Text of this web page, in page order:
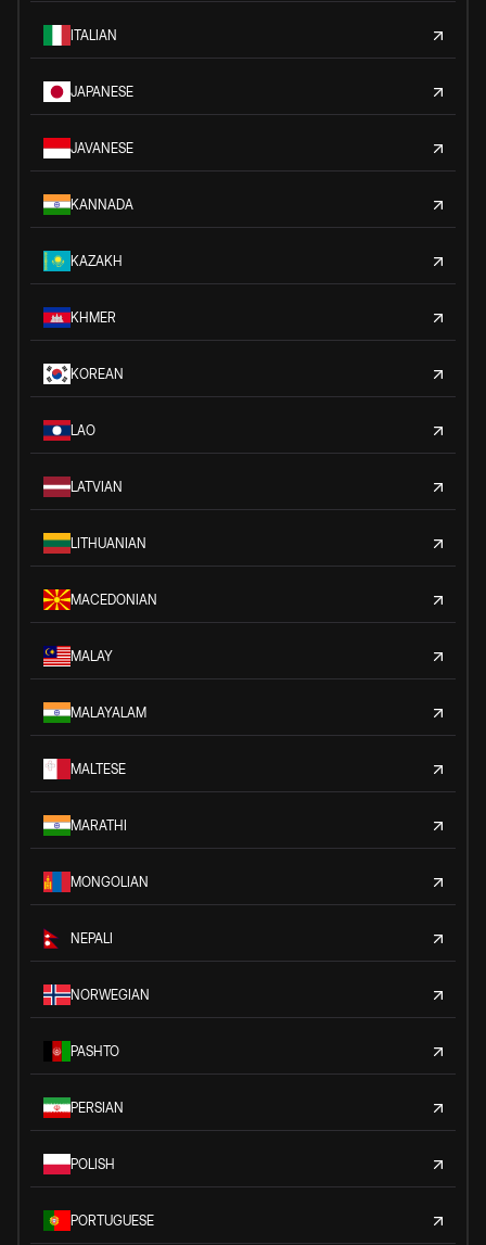
ITALIAN
JAPANESE
JAVANESE
KANNADA
KAZAKH
KHMER
KOREAN
LAO
LATVIAN
LITHUANIAN
MACEDONIAN
MALAY
MALAYALAM
MALTESE
MARATHI
MONGOLIAN
NEPALI
NORWEGIAN
PASHTO
PERSIAN
POLISH
PORTUGUESE